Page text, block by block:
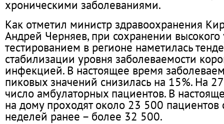
хроническими заболеваниями.
Как отметил министр здравоохранения
Андрей Черняев, при сохранении высокого
тестированием в регионе наметилась
стабилизации уровня заболеваемости
инфекцией. В настоящее время
пиковых значений снизилась на 15%. На
число амбулаторных пациентов. В
на дому проходят около 23 500 пациентов
неделей ранее – более 32 500.